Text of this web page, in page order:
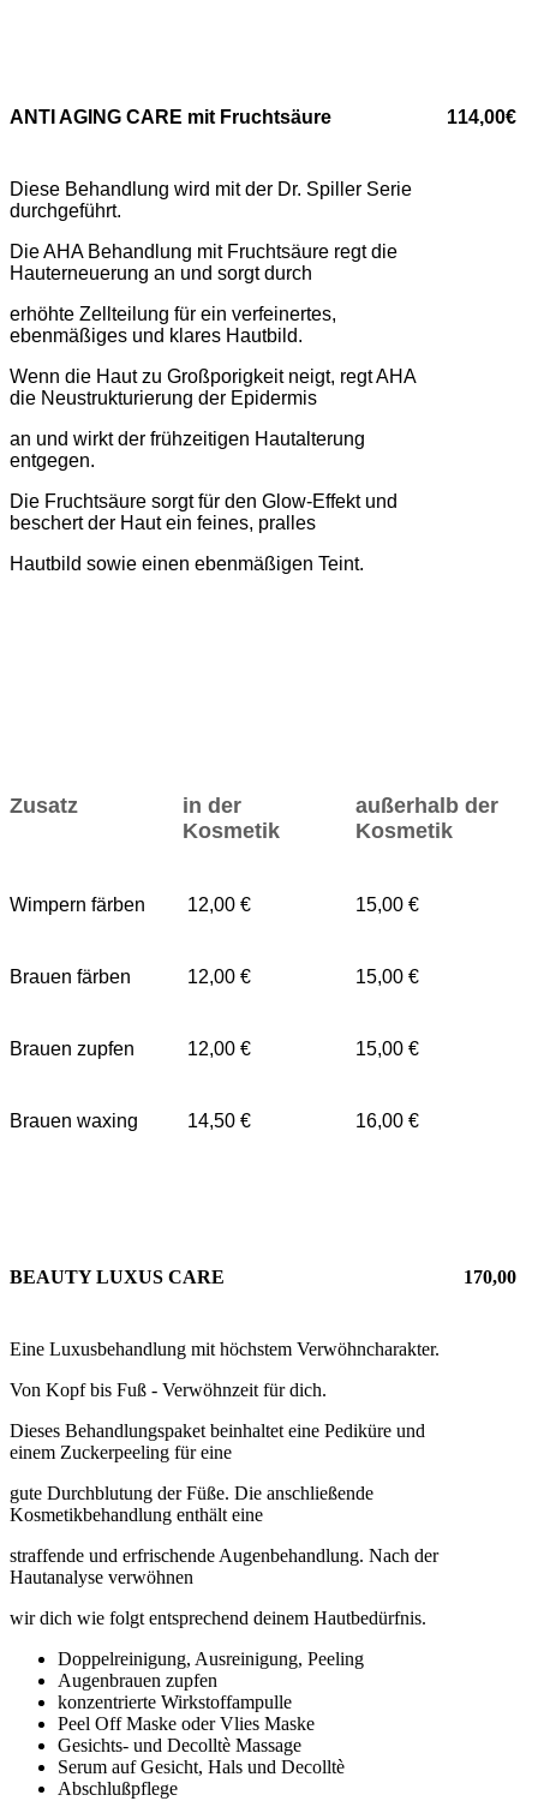
ANTI AGING CARE mit Fruchtsäure 114,00€
Diese Behandlung wird mit der Dr. Spiller Serie
durchgeführt.
Die AHA Behandlung mit Fruchtsäure regt die
Hauterneuerung an und sorgt durch
erhöhte Zellteilung für ein verfeinertes,
ebenmäßiges und klares Hautbild.
Wenn die Haut zu Großporigkeit neigt, regt AHA
die Neustrukturierung der Epidermis
an und wirkt der frühzeitigen Hautalterung
entgegen.
Die Fruchtsäure sorgt für den Glow-Effekt und
beschert der Haut ein feines, pralles
Hautbild sowie einen ebenmäßigen Teint.
Zusatz
in der
Kosmetik
außerhalb der
Kosmetik
Wimpern färben 12,00 € 15,00 €
Brauen färben 12,00 € 15,00 €
Brauen zupfen 12,00 € 15,00 €
Brauen waxing 14,50 € 16,00 €
BEAUTY LUXUS CARE 170,00
Eine Luxusbehandlung mit höchstem Verwöhncharakter.
Von Kopf bis Fuß - Verwöhnzeit für dich.
Dieses Behandlungspaket beinhaltet eine Pediküre und
einem Zuckerpeeling für eine
gute Durchblutung der Füße. Die anschließende
Kosmetikbehandlung enthält eine
straffende und erfrischende Augenbehandlung. Nach der
Hautanalyse verwöhnen
wirdich wie folgt entsprechend deinem Hautbedürfnis.
Doppelreinigung, Ausreinigung, Peeling
Augenbrauen zupfen
konzentrierte Wirkstoffampulle
Peel Off Maske oder Vlies Maske
Gesichts- und Decolltè Massage
Serum auf Gesicht, Hals und Decolltè
Abschlußpflege